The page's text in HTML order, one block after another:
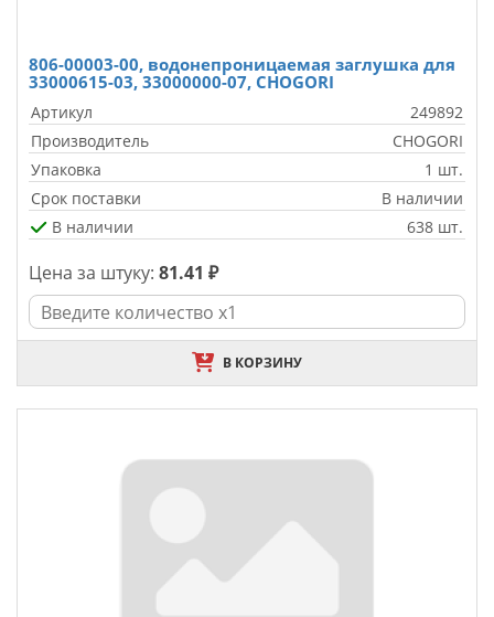
806-00003-00, водонепроницаемая заглушка для
33000615-03, 33000000-07, CHOGORI
Артикул
249892
Производитель
CHOGORI
Упаковка
1 шт.
Срок поставки
В наличии
В наличии
638 шт.
Цена за штуку: 81.41 ₽
В КОРЗИНУ